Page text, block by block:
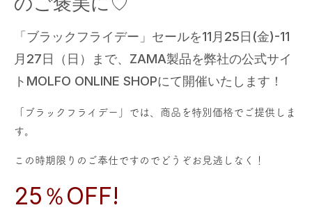
「ブラックフライデー」セールを11月25日(金)-11
月27日（日）まで、ZAMA製品を弊社の公式サイ
トMOLFO ONLINE SHOPにて開催いたします！
「ブラックフライデー」では、商品を特別価格でご提供しま
す。
この時期限りのご奉仕ですのでどうぞお見逃しなく！
25％OFF!